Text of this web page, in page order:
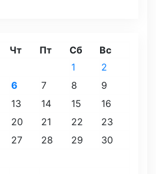
Чт Пт Сб Вс
1
2
6 7 8
9
13 14 15
16
20 21 22
23
27 28 29
30